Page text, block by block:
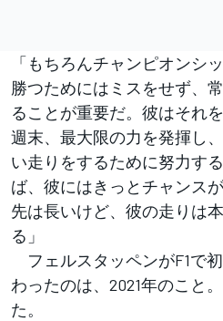
「もちろんチャンピオンシ
勝つためにはミスをせず、
ることが重要だ。彼はそれ
週末、最大限の力を発揮し
い走りをするために努力す
ば、彼にはきっとチャンス
先は長いけど、彼の走りは
る」
フェルスタッペンがF1で
わったのは、2021年のこと
た。